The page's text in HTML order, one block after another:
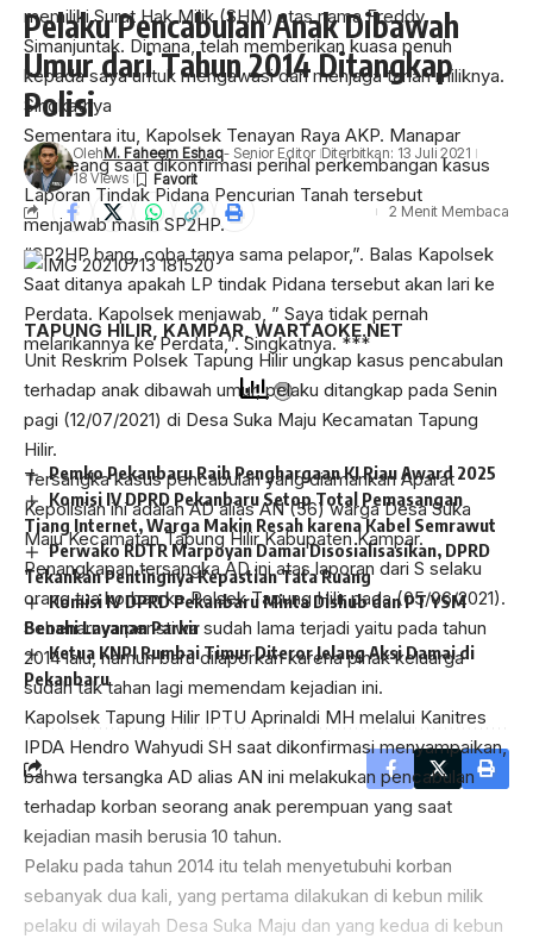
memiliki Surat Hak Milik (SHM) atas nama Freddy
Simanjuntak. Dimana, telah memberikan kuasa penuh
kepada saya untuk mengawasi dan menjaga tanah miliknya.
Singkatnya
Sementara itu, Kapolsek Tenayan Raya AKP. Manapar
Situmeang saat dikonfirmasi perihal perkembangan kasus
Laporan Tindak Pidana Pencurian Tanah tersebut
menjawab masih SP2HP.
“SP2HP bang, coba tanya sama pelapor,”. Balas Kapolsek
Saat ditanya apakah LP tindak Pidana tersebut akan lari ke
Perdata. Kapolsek menjawab, ” Saya tidak pernah
melarikannya ke Perdata,”. Singkatnya. ***
Pemko Pekanbaru Raih Penghargaan KI Riau Award 2025
Komisi IV DPRD Pekanbaru Setop Total Pemasangan
Tiang Internet, Warga Makin Resah karena Kabel Semrawut
Perwako RDTR Marpoyan Damai Disosialisasikan, DPRD
Tekankan Pentingnya Kepastian Tata Ruang
Komisi IV DPRD Pekanbaru Minta Dishub dan PT YSM
Benahi Layanan Parkir
Ketua KNPI Rumbai Timur Diteror Jelang Aksi Damai di
Pekanbaru
Pelaku Pencabulan Anak Dibawah
Umur dari Tahun 2014 Ditangkap
Polisi
OlehM. Faheem Eshaq- Senior Editor Diterbitkan: 13 Juli 2021
18 Views
2 Menit Membaca
TAPUNG HILIR, KAMPAR, WARTAOKE.NET
Unit Reskrim Polsek Tapung Hilir ungkap kasus pencabulan
terhadap anak dibawah umur, pelaku ditangkap pada Senin
pagi (12/07/2021) di Desa Suka Maju Kecamatan Tapung
Hilir.
Tersangka kasus pencabulan yang diamankan Aparat
Kepolisian ini adalah AD alias AN (56) warga Desa Suka
Maju Kecamatan Tapung Hilir Kabupaten Kampar.
Penangkapan tersangka AD ini atas laporan dari S selaku
orang tua korban ke Polsek Tapung Hilir pada (05/06/2021).
Sebenarnya peristiwa sudah lama terjadi yaitu pada tahun
2014 lalu, namun baru dilaporkan karena pihak keluarga
sudah tak tahan lagi memendam kejadian ini.
Kapolsek Tapung Hilir IPTU Aprinaldi MH melalui Kanitres
IPDA Hendro Wahyudi SH saat dikonfirmasi menyampaikan,
bahwa tersangka AD alias AN ini melakukan pencabulan
terhadap korban seorang anak perempuan yang saat
kejadian masih berusia 10 tahun.
Pelaku pada tahun 2014 itu telah menyetubuhi korban
sebanyak dua kali, yang pertama dilakukan di kebun milik
pelaku di wilayah Desa Suka Maju dan yang kedua di kebun